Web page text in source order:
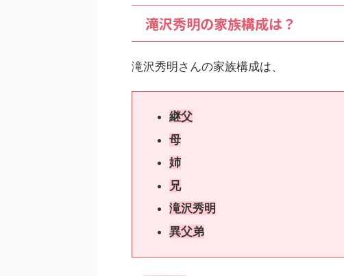
滝沢秀明の家族構成は？
滝沢秀明さんの家族構成は、
継父
母
姉
兄
滝沢秀明
異父弟